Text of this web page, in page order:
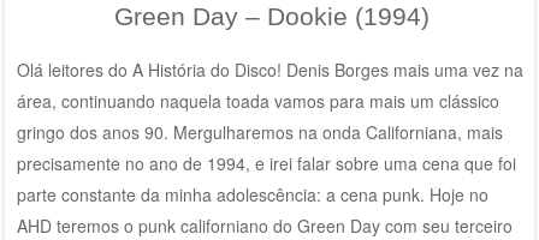
Green Day – Dookie (1994)
Olá leitores do A História do Disco! Denis Borges mais uma vez na
área, continuando naquela toada vamos para mais um clássico
gringo dos anos 90. Mergulharemos na onda Californiana, mais
precisamente no ano de 1994, e irei falar sobre uma cena que foi
parte constante da minha adolescência: a cena punk. Hoje no
AHD teremos o punk californiano do Green Day com seu terceiro